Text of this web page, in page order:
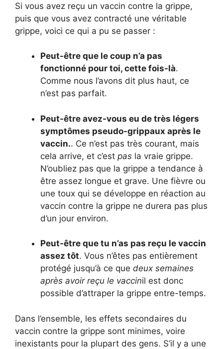
Si vous avez reçu un vaccin contre la grippe,
puis que vous avez contracté une véritable
grippe, voici ce qui a pu se passer :
Peut-être que le coup n’a pas
fonctionné pour toi, cette fois-là.
Comme nous l’avons dit plus haut, ce
n’est pas parfait.
Peut-être avez-vous eu de très légers
symptômes pseudo-grippaux après le
vaccin.. Ce n’est pas très courant, mais
cela arrive, et c’est pas la vraie grippe.
N’oubliez pas que la grippe a tendance à
être assez longue et grave. Une fièvre ou
une toux qui se développe en réaction au
vaccin contre la grippe ne durera pas plus
d’un jour environ.
Peut-être que tu n’as pas reçu le vaccin
assez tôt. Vous n’êtes pas entièrement
protégé jusqu’à ce que deux semaines
après avoir reçu le vaccinil est donc
possible d’attraper la grippe entre-temps.
Dans l’ensemble, les effets secondaires du
vaccin contre la grippe sont minimes, voire
inexistants pour la plupart des gens. S’il y a une